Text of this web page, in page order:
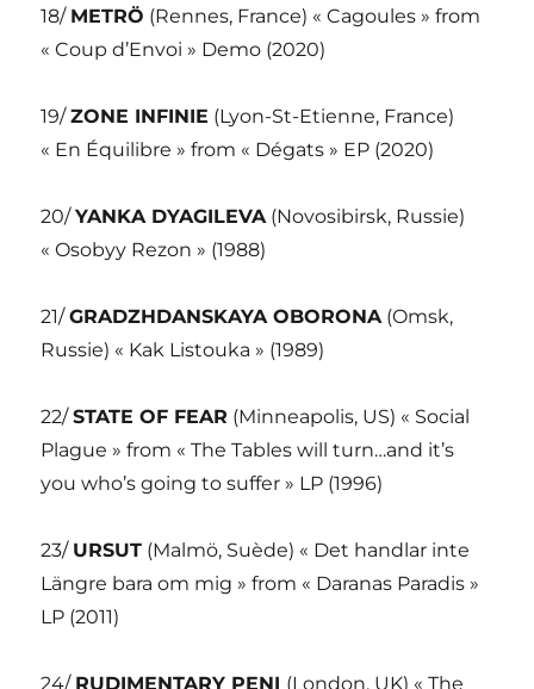
18/ METRÖ (Rennes, France) « Cagoules » from
« Coup d’Envoi » Demo (2020)
19/ZONE INFINIE (Lyon-St-Etienne, France)
« En Équilibre » from « Dégats » EP (2020)
20/YANKA DYAGILEVA(Novosibirsk, Russie)
« Osobyy Rezon » (1988)
21/GRADZHDANSKAYA OBORONA(Omsk,
Russie) « Kak Listouka » (1989)
22/STATE OF FEAR (Minneapolis, US) « Social
Plague » from « The Tables will turn…and it’s
you who’s going to suffer » LP (1996)
23/ URSUT (Malmö, Suède) « Det handlar inte
Längre bara om mig » from « Daranas Paradis »
LP (2011)
24/ RUDIMENTARY PENI (London, UK) « The